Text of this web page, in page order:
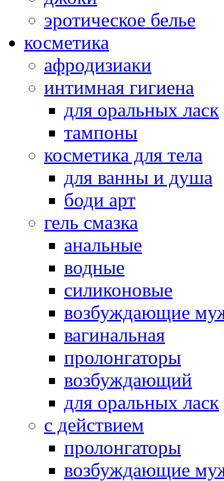
эротическое белье
косметика
афродизиаки
интимная гигиена
для оральных ласк
тампоны
косметика для тела
для ванны и душа
боди арт
гель смазка
анальные
водные
силиконовые
возбуждающие
вагинальная
пролонгаторы
возбуждающий
для оральных ласк
с действием
пролонгаторы
возбуждающие